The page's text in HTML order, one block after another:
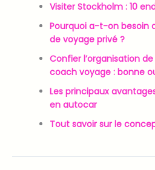
Visiter Stockholm : 10
Pourquoi a-t-on besoin
de voyage privé ?
Confier l’organisation
coach voyage : bonne
Les principaux
en autocar
Tout savoir sur le